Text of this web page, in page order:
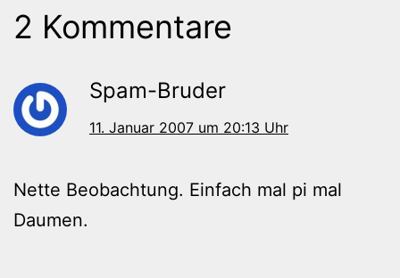
2 Kommentare
Spam-Bruder
11. Januar 2007 um 20:13 Uhr
Nette Beobachtung. Einfach mal pi mal
Daumen.